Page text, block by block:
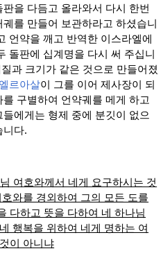
을 다듬고 올라와서 다시 한번
를 만들어 보관하라고 하셨습니
언약을 깨고 반역한 이스라엘에
돌판에 십계명을 다시 써 주십니
과 크기가 같은 것으로 만들어졌
엘르아살이 그를 이어 제사장이 되
구별하여 언약궤를 메게 하고
에게는 형제 중에 분깃이 없으
니다.
여호와께서 네게 요구하시는 것
와를 경외하여 그의 모든 도를
다하고 뜻을 다하여 네 하나님
행복을 위하여 네게 명하는 여
이 아니냐